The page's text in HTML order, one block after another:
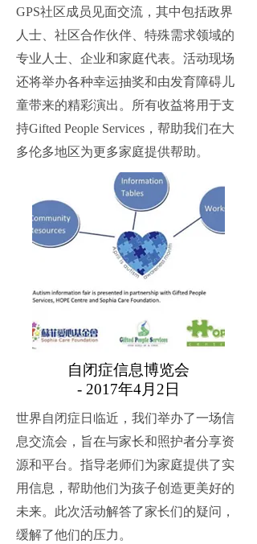
GPS社区成员见面交流，其中包括政界
人士、社区合作伙伴、特殊需求领域的
专业人士、企业和家庭代表。活动现场
还将举办各种幸运抽奖和由发育障碍儿
童带来的精彩演出。所有收益将用于支
持Gifted People Services，帮助我们在大
多伦多地区为更多家庭提供帮助。
自闭症信息博览会
- 2017年4月2日
世界自闭症日临近，我们举办了一场信
息交流会，旨在与家长和照护者分享资
源和平台。指导老师们为家庭提供了实
用信息，帮助他们为孩子创造更美好的
未来。此次活动解答了家长们的疑问，
缓解了他们的压力。